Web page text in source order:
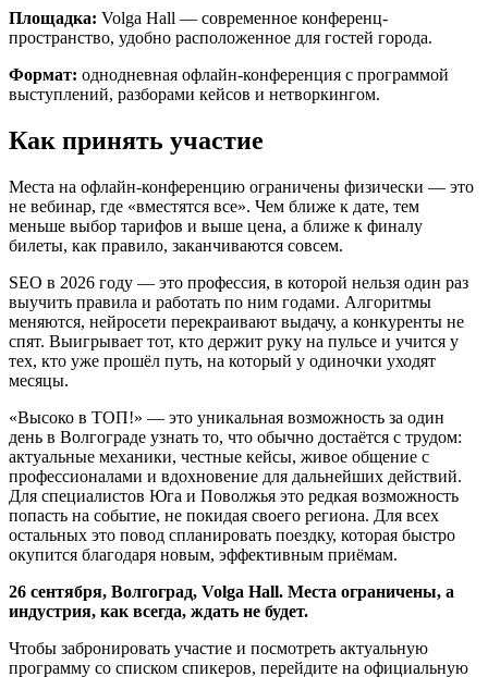
Площадка: Volga Hall — современное конференц-
пространство, удобно расположенное для гостей города.
Формат: однодневная офлайн-конференция с программой
выступлений, разборами кейсов и нетворкингом.
Как принять участие
Места на офлайн-конференцию ограничены физически — это
не вебинар, где «вместятся все». Чем ближе к дате, тем
меньше выбор тарифов и выше цена, а ближе к финалу
билеты, как правило, заканчиваются совсем.
SEO в 2026 году — это профессия, в которой нельзя один раз
выучить правила и работать по ним годами. Алгоритмы
меняются, нейросети перекраивают выдачу, а конкуренты не
спят. Выигрывает тот, кто держит руку на пульсе и учится у
тех, кто уже прошёл путь, на который у одиночки уходят
месяцы.
«Высоко в ТОП!» — это уникальная возможность за один
день в Волгограде узнать то, что обычно достаётся с трудом:
актуальные механики, честные кейсы, живое общение с
профессионалами и вдохновение для дальнейших действий.
Для специалистов Юга и Поволжья это редкая возможность
попасть на событие, не покидая своего региона. Для всех
остальных это повод спланировать поездку, которая быстро
окупится благодаря новым, эффективным приёмам.
26 сентября, Волгоград, Volga Hall. Места ограничены, а
индустрия, как всегда, ждать не будет.
Чтобы забронировать участие и посмотреть актуальную
программу со списком спикеров, перейдите на официальную